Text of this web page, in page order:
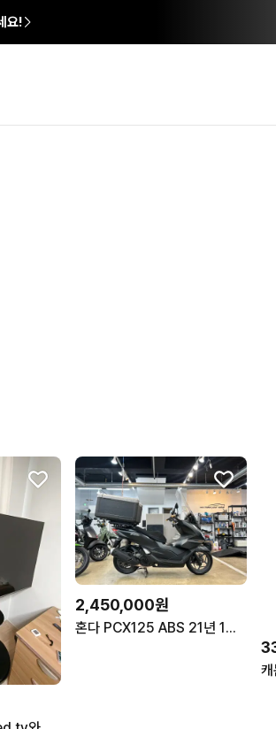
요!
2,450,000원
혼다 PCX125 ABS 21년 1만KM 실키로수차량 판매중(배달세팅)